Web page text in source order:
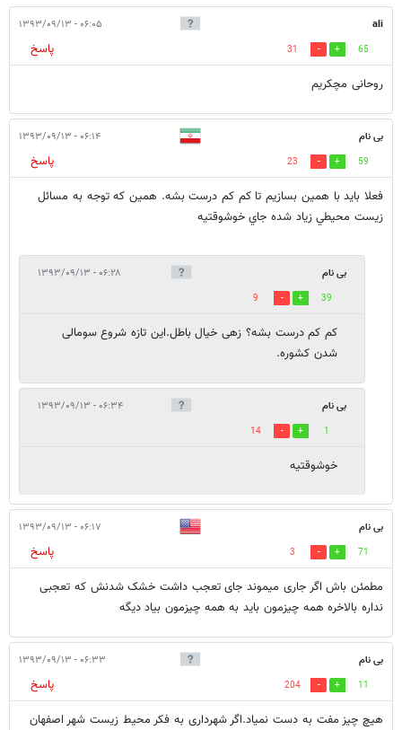
ali ۰۶:۰۵ - ۱۳۹۳/۰۹/۱۳
65
31
پاسخ
روحانی مچکریم
بی نام ۰۶:۱۴ - ۱۳۹۳/۰۹/۱۳
59
23
پاسخ
فعلا بايد با همين بسازيم تا کم کم درست بشه. همين که توجه به مسائل
زيست محيطي زياد شده جاي خوشوقتيه
بی نام ۰۶:۲۸ - ۱۳۹۳/۰۹/۱۳
39
9
کم کم درست بشه؟ زهی خیال باطل.این تازه شروع سومالی
شدن کشوره.
بی نام ۰۶:۳۴ - ۱۳۹۳/۰۹/۱۳
1
14
خوشوقتیه
بی نام ۰۶:۱۷ - ۱۳۹۳/۰۹/۱۳
71
3
پاسخ
مطمئن باش اگر جاری میموند جای تعجب داشت خشک شدنش که تعجبی
نداره بالاخره همه چیزمون باید به همه چیزمون بیاد دیگه
بی نام ۰۶:۳۳ - ۱۳۹۳/۰۹/۱۳
11
204
پاسخ
هیچ چیز مفت به دست نمیاد.اگر شهرداری به فکر محیط زیست شهر اصفهان